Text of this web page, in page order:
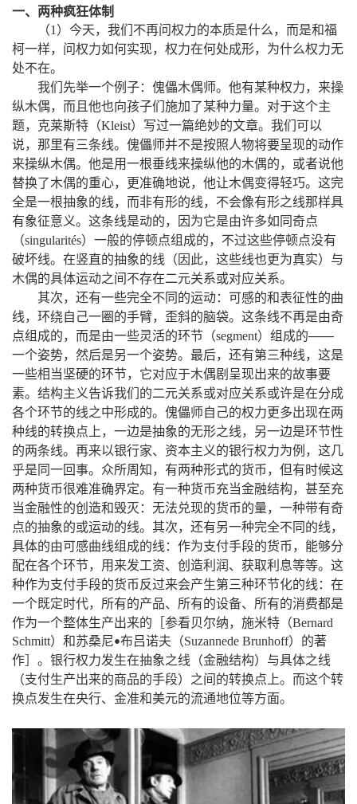
一、两种疯狂体制
（1 ）今天， 我们不再问权力的本质是什么 ，
而是和福
柯一样， 问权力如何实现， 权力在何处成形，
为什么权力无
处不在。
我们先举一个例子： 傀儡木偶师。 他有某种权力，
来操
纵木偶， 而且他也向孩子们施加了某种力量。
对于这个主
题， 克莱斯特（Kleist）写过一篇绝妙的文章。 我们可以
说， 那里有三条线。 傀儡师并不是按照人物将要呈现的动作
来操纵木偶。 他是用一根垂线来操纵他的木偶的，
或者说他
替换了木偶的重心， 更准确地说， 他让木偶变得轻巧。 这完
全是一根抽象的线， 而非有形的线，
不会像有形之线那样具
有象征意义。 这条线是动的，
因为它是由许多如同奇点
（singularités）一般的停顿点组成的，
不过这些停顿点没有
破坏线。 在竖直的抽象的线（因此， 这些线也更为真实）与
木偶的具体运动之间不存在二元关系或对应关系。
其次， 还有一些完全不同的运动：
可感的和表征性的曲
线， 环绕自己一圈的手臂， 歪斜的脑袋。 这条线不再是由奇
点组成的， 而是由一些灵活的环节（segment）组成的——
一个姿势， 然后是另一个姿势。 最后， 还有第三种线， 这是
一些相当坚硬的环节，
它对应于木偶剧呈现出来的故事要
素。 结构主义告诉我们的二元关系或对应关系或许是在分成
各个环节的线之中形成的。 傀儡师自己的权力更多出现在两
种线的转换点上 ， 一边是抽象的无形之线，
另一边是环节性
的两条线。 再来以银行家、资本主义的银行权力为例 ， 这几
乎是同一回事。 众所周知 ， 有两种形式的货币 ， 但有时候这
两种货币很难准确界定。 有一种货币充当金融结构， 甚至充
当金融性的创造和毁灭 ： 无法兑现的货币的量， 一种带有奇
点的抽象的或运动的线。 其次， 还有另一种完全不同的线，
具体的由可感曲线组成的线 ： 作为支付手段的货币 ，
能够分
配在各个环节， 用来发工资、创造利润、获取利息等等。 这
种作为支付手段的货币反过来会产生第三种环节化的线 ：
在
一个既定时代，
所有的产品、所有的设备、所有的消费都是
作为一个整体生产出来的［参看贝尔纳， 施米特（Bernard
Schmitt）和苏桑尼•布吕诺夫（Suzannede Brunhoff）的著
作］ 。 银行权力发生在抽象之线（金融结构）与具体之线
（支付生产出来的商品的手段）之间的转换点上。
而这个转
换点发生在央行、金准和美元的流通地位等方面。